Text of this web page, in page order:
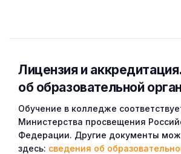
Лицензия и
об образовательной
Обучение в колледже
Министерства просвещения
Федерации. Другие документы
здесь: сведения об